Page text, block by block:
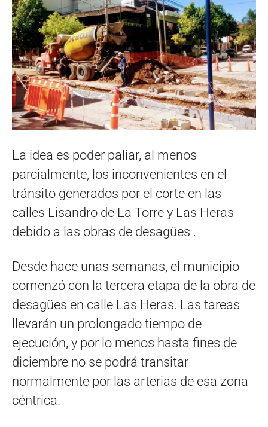
La idea es poder paliar, al menos
parcialmente, los inconvenientes en el
tránsito generados por el corte en las
calles Lisandro de La Torre y Las Heras
debido a las obras de desagües .
Desde hace unas semanas, el municipio
comenzó con la tercera etapa de la obra de
desagües en calle Las Heras. Las tareas
llevarán un prolongado tiempo de
ejecución, y por lo menos hasta fines de
diciembre no se podrá transitar
normalmente por las arterias de esa zona
céntrica.